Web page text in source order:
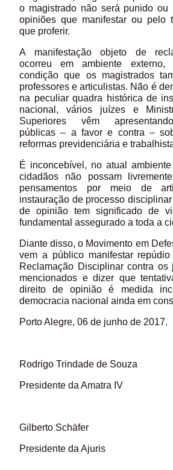
o magistrado não será punido ou
opiniões que manifestar ou pelo
que proferir.
A manifestação objeto de
ocorreu em ambiente
condição que os magistrados
professores e articulistas. Não é
na peculiar quadra histórica de
nacional, vários juízes e
Superiores vêm
públicas – a favor e contra –
reformas previdenciária e
É inconcebível, no atual
cidadãos não possam
pensamentos por meio de
instauração de processo
de opinião tem significado de
fundamental assegurado a toda a
Diante disso, o Movimento em
vem a público manifestar
Reclamação Disciplinar contra os
mencionados e dizer que
direito de opinião é medida
democracia nacional ainda em
Porto Alegre, 06 de junho de 2017.
Rodrigo Trindade de Souza
Presidente da Amatra IV
Gilberto Schäfer
Presidente da Ajuris